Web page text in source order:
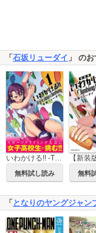
「石坂リューダイ 」 の
いわかける!! -Try a new climbing-
無料試し読み 無料
「 となりのヤングジャン